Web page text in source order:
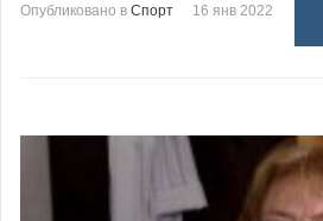
Опубликовано в Спорт 16 янв 2022